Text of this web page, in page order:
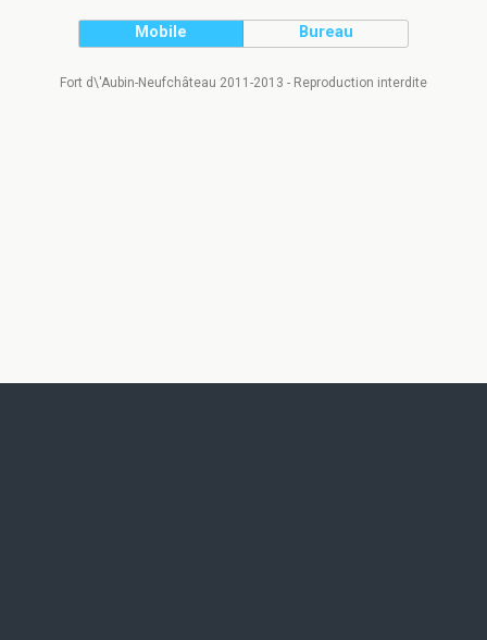
Mobile Bureau
Fort d\'Aubin-Neufchâteau 2011-2013 - Reproduction interdite